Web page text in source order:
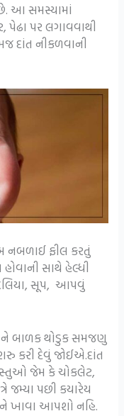
આ સમસ્યામાં
પેઢા પર લગાવવાથી
દાંત નીકળવાની
નબળાઈ ફીલ કરતું
સાથે હેલ્ધી
સૂપ, આપવું
બાળક થોડુક સમજણુ
કરી દેવું જોઈએ.દાંત
જેમ કે ચોકલેટ,
જમ્યા પછી કયારેય
ખાવા આપશો નહિ.